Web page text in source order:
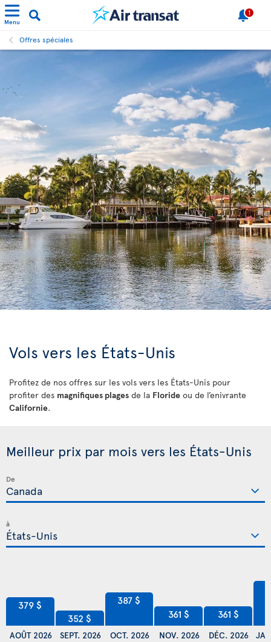
Menu
1
Offres spéciales
Vols vers les États-Unis
Profitez de nos offres sur les vols vers les États-Unis pour
profiter des magnifiques plages de la Floride ou de l’enivrante
Californie.
Meilleur prix par mois vers les États-Unis
De
à
379 $
AOÛT 2026
352 $
SEPT. 2026
387 $
OCT. 2026
361 $
NOV. 2026
361 $
DÉC. 2026